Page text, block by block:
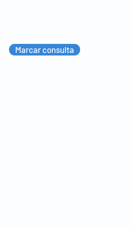
Marcar consulta